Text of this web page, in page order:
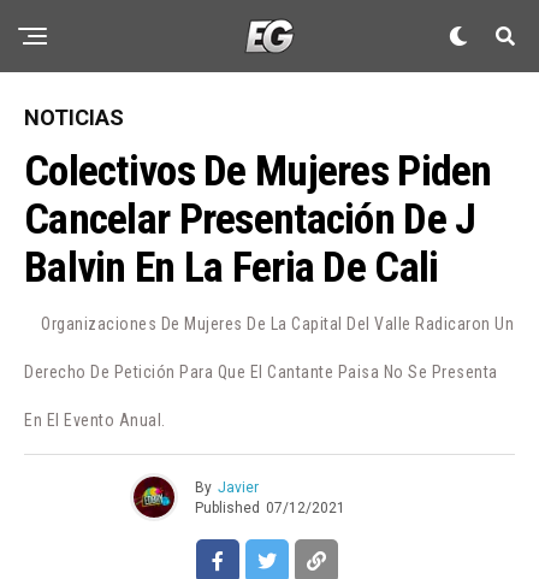
NOTICIAS
Colectivos De Mujeres Piden
Cancelar Presentación De J
Balvin En La Feria De Cali
Organizaciones De Mujeres De La Capital Del Valle Radicaron Un
Derecho De Petición Para Que El Cantante Paisa No Se Presenta
En El Evento Anual.
By Javier
Published 07/12/2021